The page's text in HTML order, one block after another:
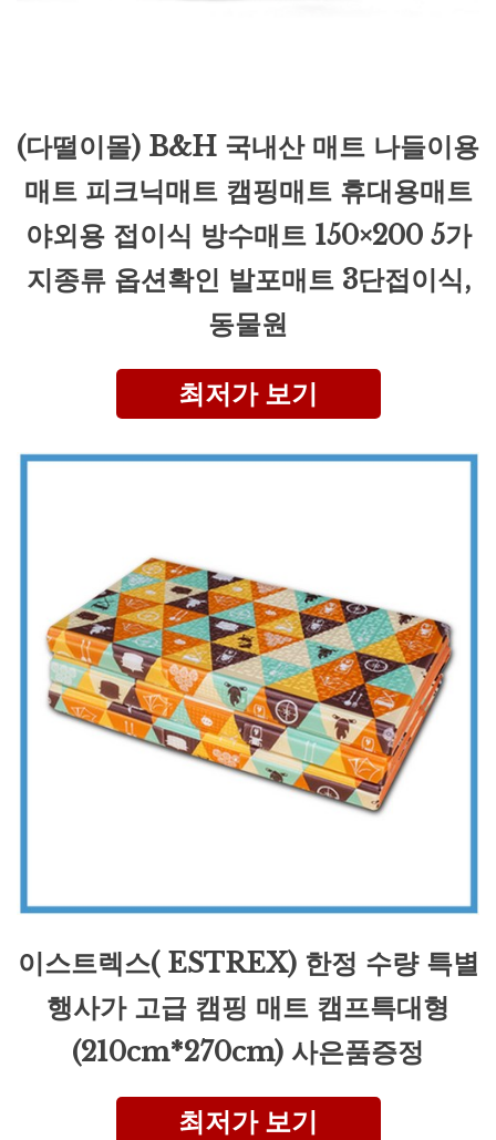
(다떨이몰) B&H 국내산 매트 나들이용
매트 피크닉매트 캠핑매트 휴대용매트
야외용 접이식 방수매트 150×200 5가
지종류 옵션확인 발포매트 3단접이식,
동물원
최저가 보기
이스트렉스( ESTREX) 한정 수량 특별
행사가 고급 캠핑 매트 캠프특대형
(210cm*270cm) 사은품증정
최저가 보기